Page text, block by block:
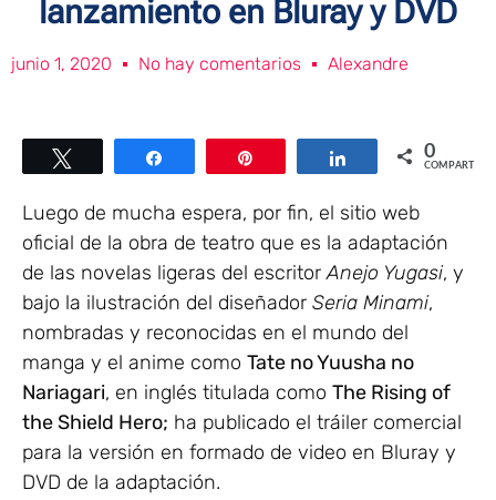
lanzamiento en Bluray y DVD
junio 1, 2020 No hay comentarios Alexandre
Compartir Compartir0
COMPARTIR
Luego de mucha espera, por fin, el sitio web
oficial de la obra de teatro que es la adaptación
de las novelas ligeras del escritorAnejo Yugasi, y
bajo la ilustración del diseñador Seria Minami,
nombradas y reconocidas en el mundo del
manga y el anime como Tate no Yuusha no
Nariagari, en inglés titulada como The Rising of
the Shield Hero; ha publicado el tráiler comercial
para la versión en formado de video en Bluray y
DVD de la adaptación.